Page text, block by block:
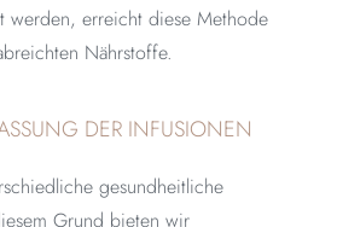
werden, erreicht diese Methode
Nährstoffe.
DER INFUSIONEN
gesundheitliche
Grund bieten wir